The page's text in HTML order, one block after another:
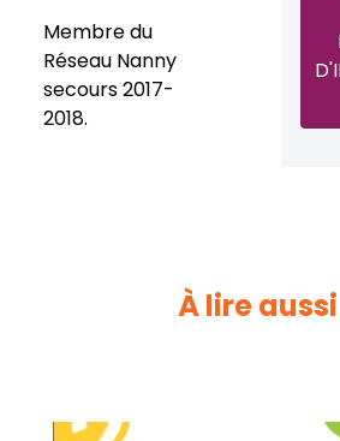
Membre du
Réseau Nanny
secours 2017-
2018.
À lire aussi